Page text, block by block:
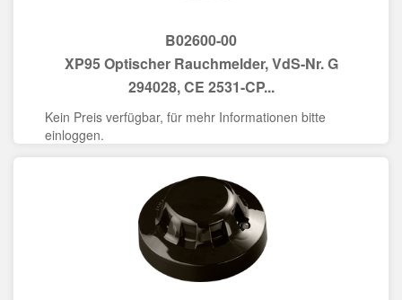
B02600-00
XP95 Optischer Rauchmelder, VdS-Nr. G
294028, CE 2531-CP...
Kein Preis verfügbar, für mehr Informationen bitte
einloggen.